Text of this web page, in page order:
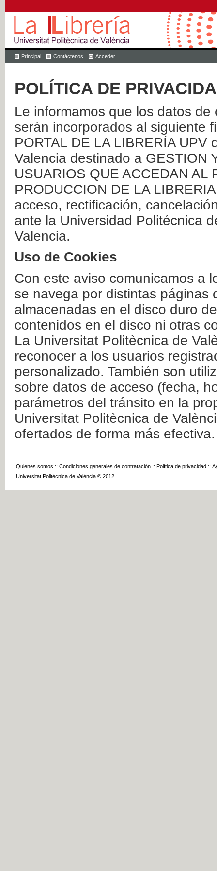
Principal Contáctenos Acceder
POLÍTICA DE
Le informamos que los datos
serán incorporados al siguiente
PORTAL DE LA LIBRERÍA
Valencia destinado a GESTION
USUARIOS QUE ACCEDAN AL
PRODUCCION DE LA
acceso, rectificación,
ante la Universidad Politécnica
Valencia.
Uso de Cookies
Con este aviso comunicamos a
se navega por distintas páginas
almacenadas en el disco duro
contenidos en el disco ni otras
La Universitat Politècnica de
reconocer a los usuarios
personalizado. También son
sobre datos de acceso (fecha,
parámetros del tránsito en la
Universitat Politècnica de
ofertados de forma más efectiva.
Quienes somos :: Condiciones generales de contratación :: Política de privacidad ::
Universitat Politècnica de València © 2012